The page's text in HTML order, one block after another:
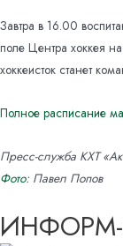
Завтра в 16.00
поле Центра хоккея
хоккеисток станет
Полное расписание
Пресс-служба КХТ
Фото: Павел Попов